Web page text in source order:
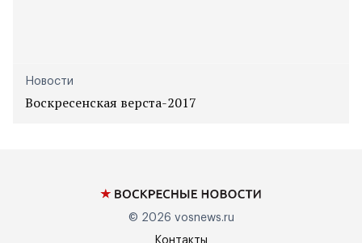
Новости
Воскресенская верста-2017
© 2026 vosnews.ru
Контакты